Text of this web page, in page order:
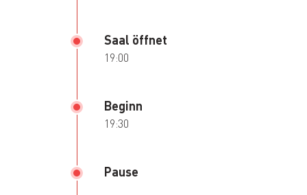
Saal öffnet
19:00
Beginn
19:30
Pause